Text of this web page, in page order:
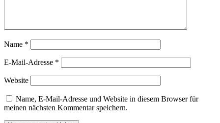
Name *
E-Mail-Adresse *
Website
Name, E-Mail-Adresse und Website in diesem Browser für
meinen nächsten Kommentar speichern.